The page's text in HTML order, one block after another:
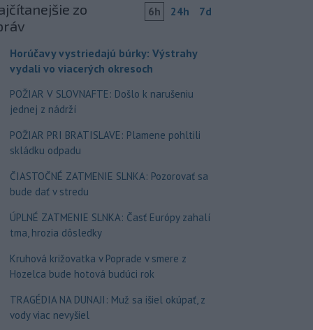
zo
6h 24h 7d
Horúčavy vystriedajú búrky: Výstrahy
vydali vo viacerých okresoch
POŽIAR V SLOVNAFTE: Došlo k narušeniu
jednej z nádrží
POŽIAR PRI BRATISLAVE: Plamene pohltili
skládku odpadu
ČIASTOČNÉ ZATMENIE SLNKA: Pozorovať sa
bude dať v stredu
ÚPLNÉ ZATMENIE SLNKA: Časť Európy zahalí
tma, hrozia dôsledky
Kruhová križovatka v Poprade v smere z
Hozelca bude hotová budúci rok
TRAGÉDIA NA DUNAJI: Muž sa išiel okúpať, z
vody viac nevyšiel